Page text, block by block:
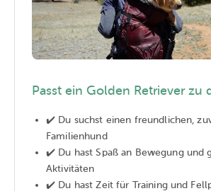
Passt ein Golden Retriever zu
✔️ Du suchst einen freundlichen,
Familienhund
✔️ Du hast Spaß an Bewegung und
Aktivitäten
✔️ Du hast Zeit für Training und